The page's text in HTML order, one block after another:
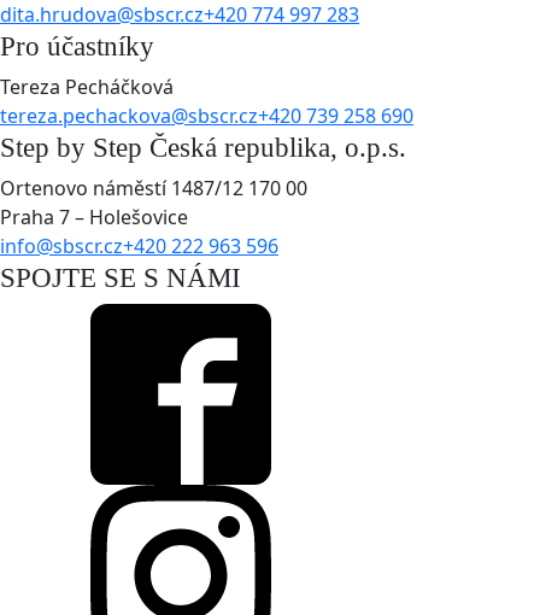
dita.hrudova@sbscr.cz+420 774 997 283
Pro účastníky
Tereza Pecháčková
tereza.pechackova@sbscr.cz+420 739 258 690
Step by Step Česká republika, o.p.s.
Ortenovo náměstí 1487/12 170 00
Praha 7 – Holešovice
info@sbscr.cz+420 222 963 596
SPOJTE SE S NÁMI